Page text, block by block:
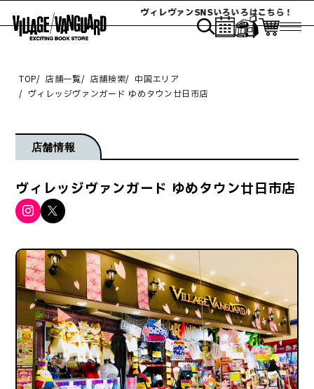
ヴィレヴァンSNSいろいろはこちら！
TOP 店舗一覧 店舗検索
中国エリア
ヴィレッジヴァンガード ゆめタウン廿日市店
店舗情報
ヴィレッジヴァンガード ゆめタウン廿日市店